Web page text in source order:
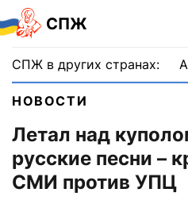
СПЖ
СПЖ в других странах:
НОВОСТИ
Летал над
русские песни –
СМИ против УПЦ